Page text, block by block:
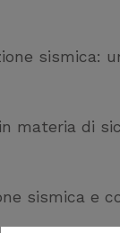
sismica:
in materia di
sismica e